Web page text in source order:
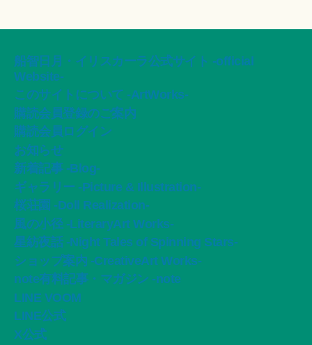
船智日月・イリスカーラ公式サイト -official
Website-
このサイトについて -ArtWorks-
購読会員登録のご案内
購読会員ログイン
お知らせ
新着記事 -Blog-
ギャラリー -Picture & Illustration-
桜荘園 -Doll Realization-
風の小径 -LiteraryArt Works-
星紡夜話 -Night Tales of Spinning Stars-
ショップ案内 -CreativeArt Works-
note有料記事・マガジン -note
LINE VOOM
LINE公式
X公式